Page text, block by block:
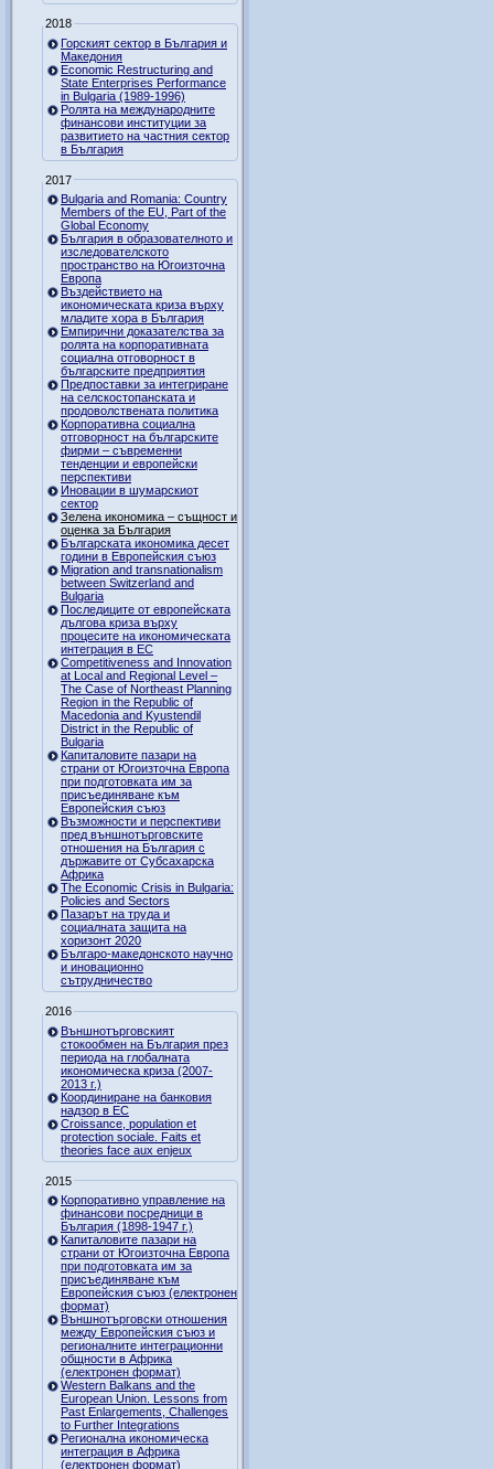
2018
Горският сектор в България и
Македония
Economic Restructuring and
State Enterprises Performance
in Bulgaria (1989-1996)
Ролята на международните
финансови институции за
развитието на частния сектор
в България
2017
Bulgaria and Romania: Country
Members of the EU, Part of the
Global Economy
България в образователното и
изследователското
пространство на Югоизточна
Европа
Въздействието на
икономическата криза върху
младите хора в България
Емпирични доказателства за
ролята на корпоративната
социална отговорност в
българските предприятия
Предпоставки за интегриране
на селскостопанската и
продоволствената политика
Корпоративна социална
отговорност на българските
фирми – съвременни
тенденции и европейски
перспективи
Иновации в шумарскиот
сектор
Зелена икономика – същност и
оценка за България
Българската икономика десет
години в Европейския съюз
Migration and transnationalism
between Switzerland and
Bulgaria
Последиците от европейската
дългова криза върху
процесите на икономическата
интеграция в ЕС
Competitiveness and Innovation
at Local and Regional Level –
The Case of Northeast Planning
Region in the Republic of
Macedonia and Kyustendil
District in the Republic of
Bulgaria
Капиталовите пазари на
страни от Югоизточна Европа
при подготовката им за
присъединяване към
Европейския съюз
Възможности и перспективи
пред външнотърговските
отношения на България с
държавите от Субсахарска
Африка
The Economic Crisis in Bulgaria:
Policies and Sectors
Пазарът на труда и
социалната защита на
хоризонт 2020
Българо-македонското научно
и иновационно
сътрудничество
2016
Външнотърговският
стокообмен на България през
периода на глобалната
икономическа криза (2007-
2013 г.)
Координиране на банковия
надзор в ЕС
Croissance, population et
protection sociale. Faits et
theories face aux enjeux
2015
Корпоративно управление на
финансови посредници в
България (1898-1947 г.)
Капиталовите пазари на
страни от Югоизточна Европа
при подготовката им за
присъединяване към
Европейския съюз (електронен
формат)
Външнотърговски отношения
между Европейския съюз и
регионалните интеграционни
общности в Африка
(електронен формат)
Western Balkans and the
European Union. Lessons from
Past Enlargements, Challenges
to Further Integrations
Регионална икономическа
интеграция в Африка
(електронен формат)